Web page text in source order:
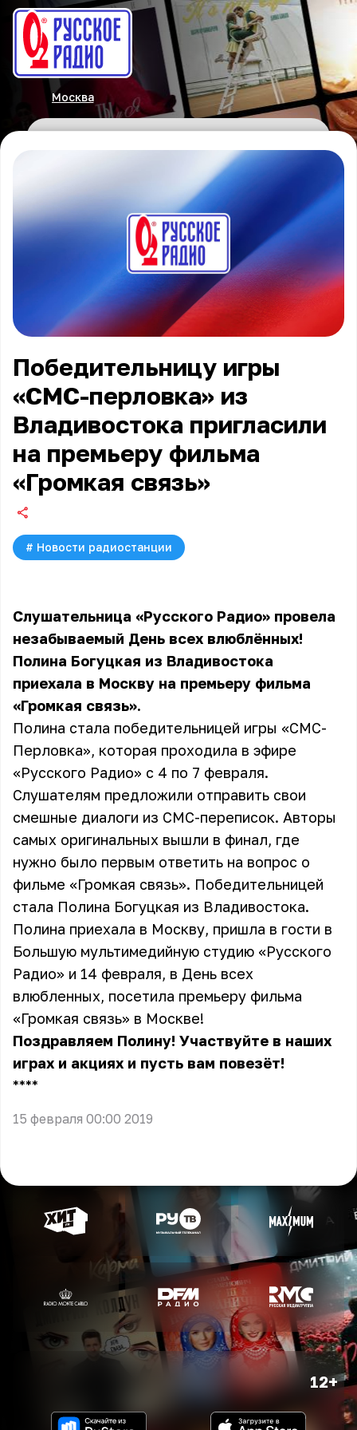
Москва
Победительницу игры
«СМС-перловка» из
Владивостока пригласили
на премьеру фильма
«Громкая связь»
# Новости радиостанции
Слушательница «Русского Радио» провела
незабываемый День всех влюблённых!
Полина Богуцкая из Владивостока
приехала в Москву на премьеру фильма
«Громкая связь».
Полина стала победительницей игры «СМС-
Перловка», которая проходила в эфире
«Русского Радио» с 4 по 7 февраля.
Слушателям предложили отправить свои
смешные диалоги из СМС-переписок. Авторы
самых оригинальных вышли в финал, где
нужно было первым ответить на вопрос о
фильме «Громкая связь». Победительницей
стала Полина Богуцкая из Владивостока.
Полина приехала в Москву, пришла в гости в
Большую мультимедийную студию «Русского
Радио» и 14 февраля, в День всех
влюбленных, посетила премьеру фильма
«Громкая связь» в Москве!
Поздравляем Полину! Участвуйте в наших
играх и акциях и пусть вам повезёт!
** **
15 февраля 00:00 2019
12+